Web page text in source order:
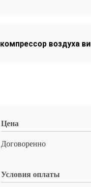
компрессор воздуха
Цена
Договоренно
Условия оплаты